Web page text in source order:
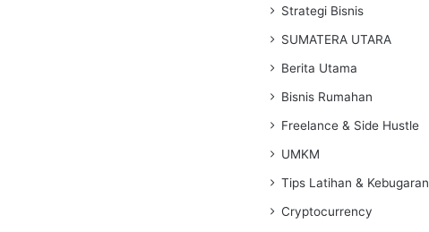
Strategi Bisnis
SUMATERA UTARA
Berita Utama
Bisnis Rumahan
Freelance & Side Hustle
UMKM
Tips Latihan & Kebugaran
Cryptocurrency